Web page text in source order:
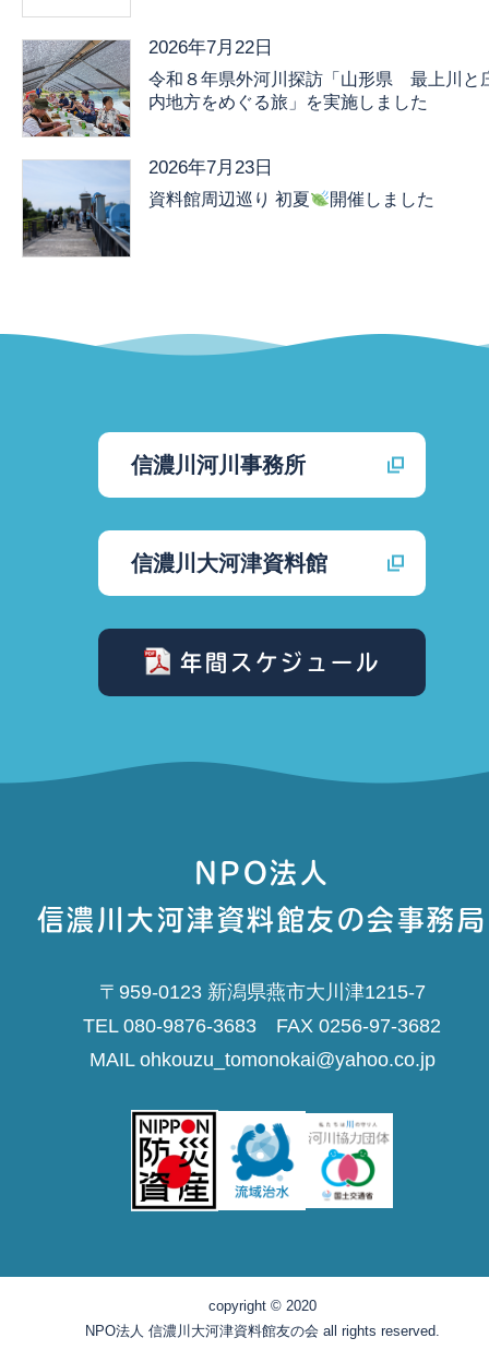
2026年7月22日
令和８年県外河川探訪「山形県 最上川と
内地方をめぐる旅」を実施しました
2026年7月23日
資料館周辺巡り 初夏 開催しました
信濃川河川事務所
信濃川大河津資料館
年間スケジュール
NPO法人
信濃川大河津資料館友の会事務局
〒959-0123 新潟県燕市大川津1215-7
TEL 080-9876-3683 FAX 0256-97-3682
MAIL ohkouzu_tomonokai@yahoo.co.jp
copyright © 2020
NPO法人 信濃川大河津資料館友の会 all rights reserved.